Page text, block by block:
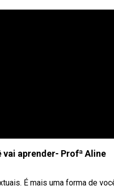
vai aprender- Profª Aline
É mais uma forma de